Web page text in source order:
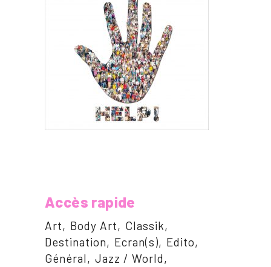
Accès rapide
Art Body Art
Classik
Destination
Ecran(s)
Edito
Général
Jazz / World